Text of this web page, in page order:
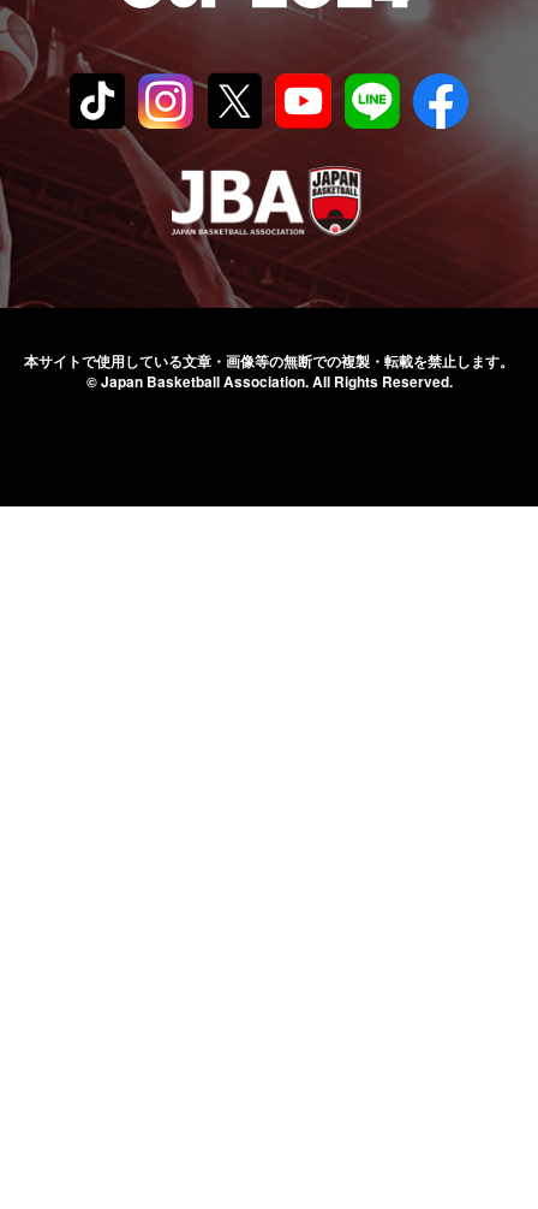
本サイトで使用している文章・画像等の無断での複製・転載を禁止します。
© Japan Basketball Association.All Rights Reserved.